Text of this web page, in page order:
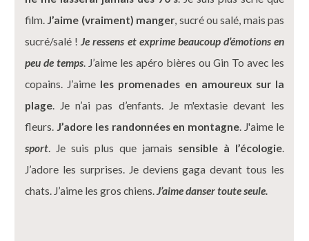
film. J’aime (vraiment) manger, sucré ou salé, mais pas
sucré/salé !Je ressens et exprime beaucoup d’émotions en
peu de temps. J’aime les apéro bières ou Gin To avec les
copains. J’aime les promenades en amoureux sur la
plage. Je n’ai pas d’enfants. Je m'extasie devant les
fleurs. J’adore les randonnées en montagne. J'aime le
sport. Je suis plus que jamais sensible à l’écologie.
J’adore les surprises. Je deviens gaga devant tous les
chats. J’aime les gros chiens.J’aime danser toute seule.